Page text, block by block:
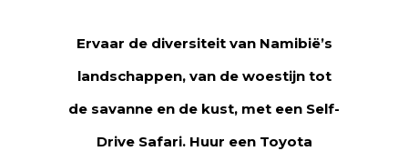
Ervaar de diversiteit van Namibië’s
landschappen, van de woestijn tot
de savanne en de kust, met een Self-
Drive Safari. Huur een Toyota